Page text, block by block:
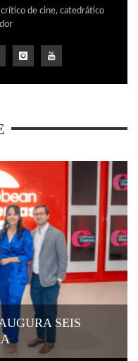
de cine, catedrático
SEIS